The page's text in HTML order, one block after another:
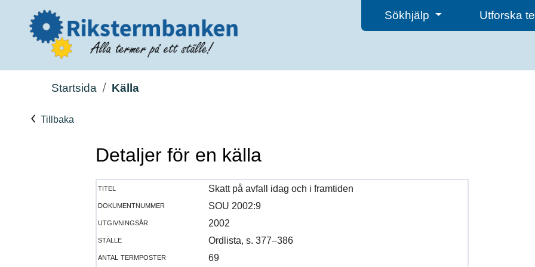
Sökhjälp Utforska
Startsida Källa
Tillbaka
Detaljer för en källa
titel
Skatt på avfall idag och i framtiden
dokumentnummer
SOU 2002:9
utgivningsår
2002
ställe
Ordlista, s. 377–386
antal termposter
69